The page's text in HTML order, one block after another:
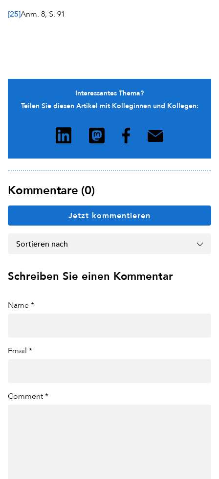
[25]Anm. 8, S. 91
Interessantes Thema?
Teilen Sie diesen Artikel mit Kolleginnen und Kollegen:
Kommentare (0)
Jetzt kommentieren
Sortieren nach
Schreiben Sie einen Kommentar
Name *
Email *
Comment *